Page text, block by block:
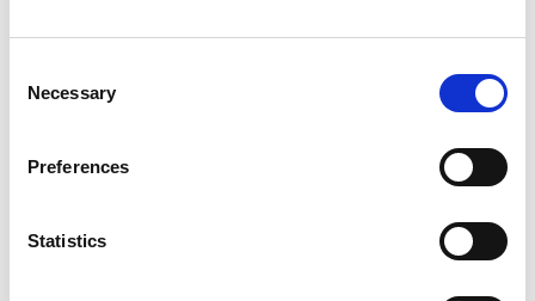
Selection
Necessary
Preferences
Statistics
LE SOLUZIONI DI EXTRUDE HONE
PER IL SETTORE AEROSPAZIALE
INTERNATIONAL AIRSHOW 2024